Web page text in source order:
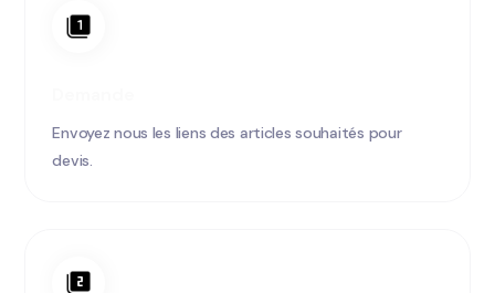
Envoyez nous les liens des articles souhaités pour
devis.